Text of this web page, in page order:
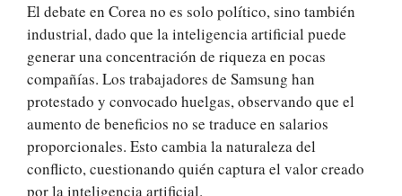
El debate en Corea no es solo político, sino también
industrial, dado que la inteligencia artificial puede
generar una concentración de riqueza en pocas
compañías. Los trabajadores de Samsung han
protestado y convocado huelgas, observando que el
aumento de beneficios no se traduce en salarios
proporcionales. Esto cambia la naturaleza del
conflicto, cuestionando quién captura el valor creado
por la inteligencia artificial.